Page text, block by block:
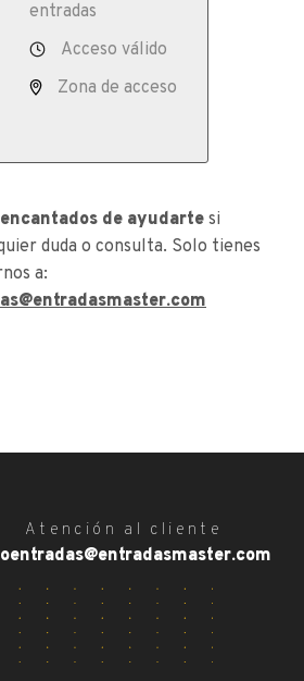
entradas
Acceso válido
Zona de acceso
encantados de ayudarte si
duda o consulta. Solo tienes
a:
Atención al cliente